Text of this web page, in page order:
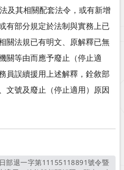
及其相關配套法令，或有新增
有部分規定於法制與實務上已
關法規已有明文、原解釋已無
關等由而應予廢止（停止適
員誤續援用上述解釋，銓敘部
文號及廢止（停止適用）原因